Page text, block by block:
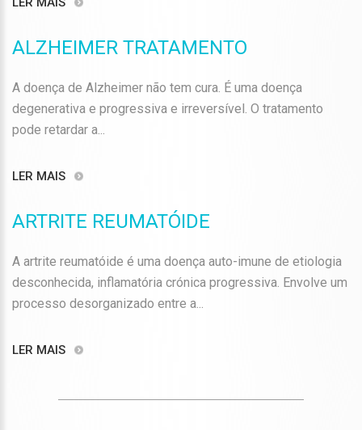
ALZHEIMER TRATAMENTO
A doença de Alzheimer não tem cura. É uma doença
degenerativa e progressiva e irreversível. O tratamento
pode retardar a...
LER MAIS
ARTRITE REUMATÓIDE
A artrite reumatóide é uma doença auto-imune de etiologia
desconhecida, inflamatória crónica progressiva. Envolve um
processo desorganizado entre a...
LER MAIS